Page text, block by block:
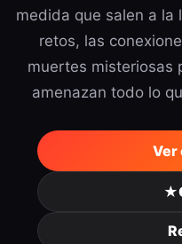
medida que salen a la
retos, las
muertes misteriosas
amenazan todo lo
Ver
★